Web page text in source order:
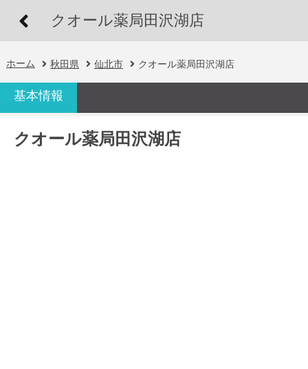
クオール薬局田沢湖店
ホーム 秋田県 仙北市 クオール薬局田沢湖店
基本情報
クオール薬局田沢湖店